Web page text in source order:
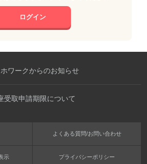
ログイン
ワークからのお知らせ
受取申請期限について
よくある質問/お問い合わせ
示 プライバシーポリシー